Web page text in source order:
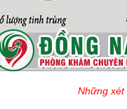
Những xét